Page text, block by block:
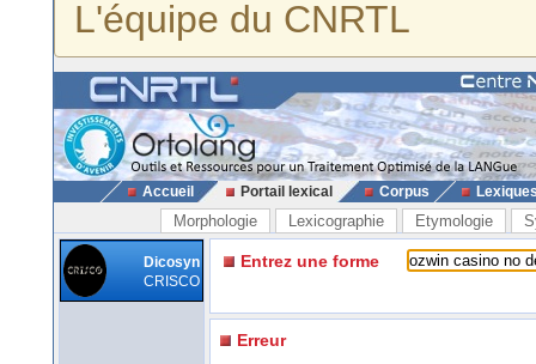
L'équipe du CNRTL
Accueil Portail lexical Corpus
Morphologie Lexicographie Etymologie
Dicosyn
CRISCO
Entrez une forme
Erreur